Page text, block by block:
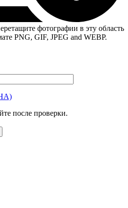
фотографии в эту область
PNG, GIF, JPEG and WEBP.
после проверки.